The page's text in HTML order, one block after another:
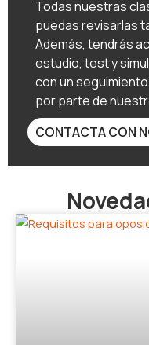
Todas nuestras
puedas revisarlas
Además, tendrás
estudio, test y
con un
por parte de
CONTACTA CON